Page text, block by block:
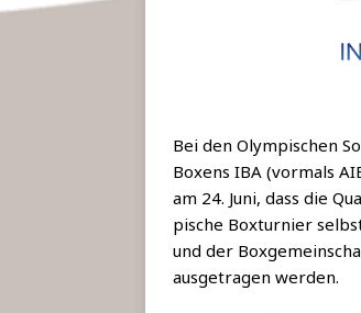
Bei den Olym­pi­schen
Boxens IBA (vor­mals
am 24. Juni, dass die
pi­sche Box­tur­nier
und der
aus­ge­tra­gen werden.